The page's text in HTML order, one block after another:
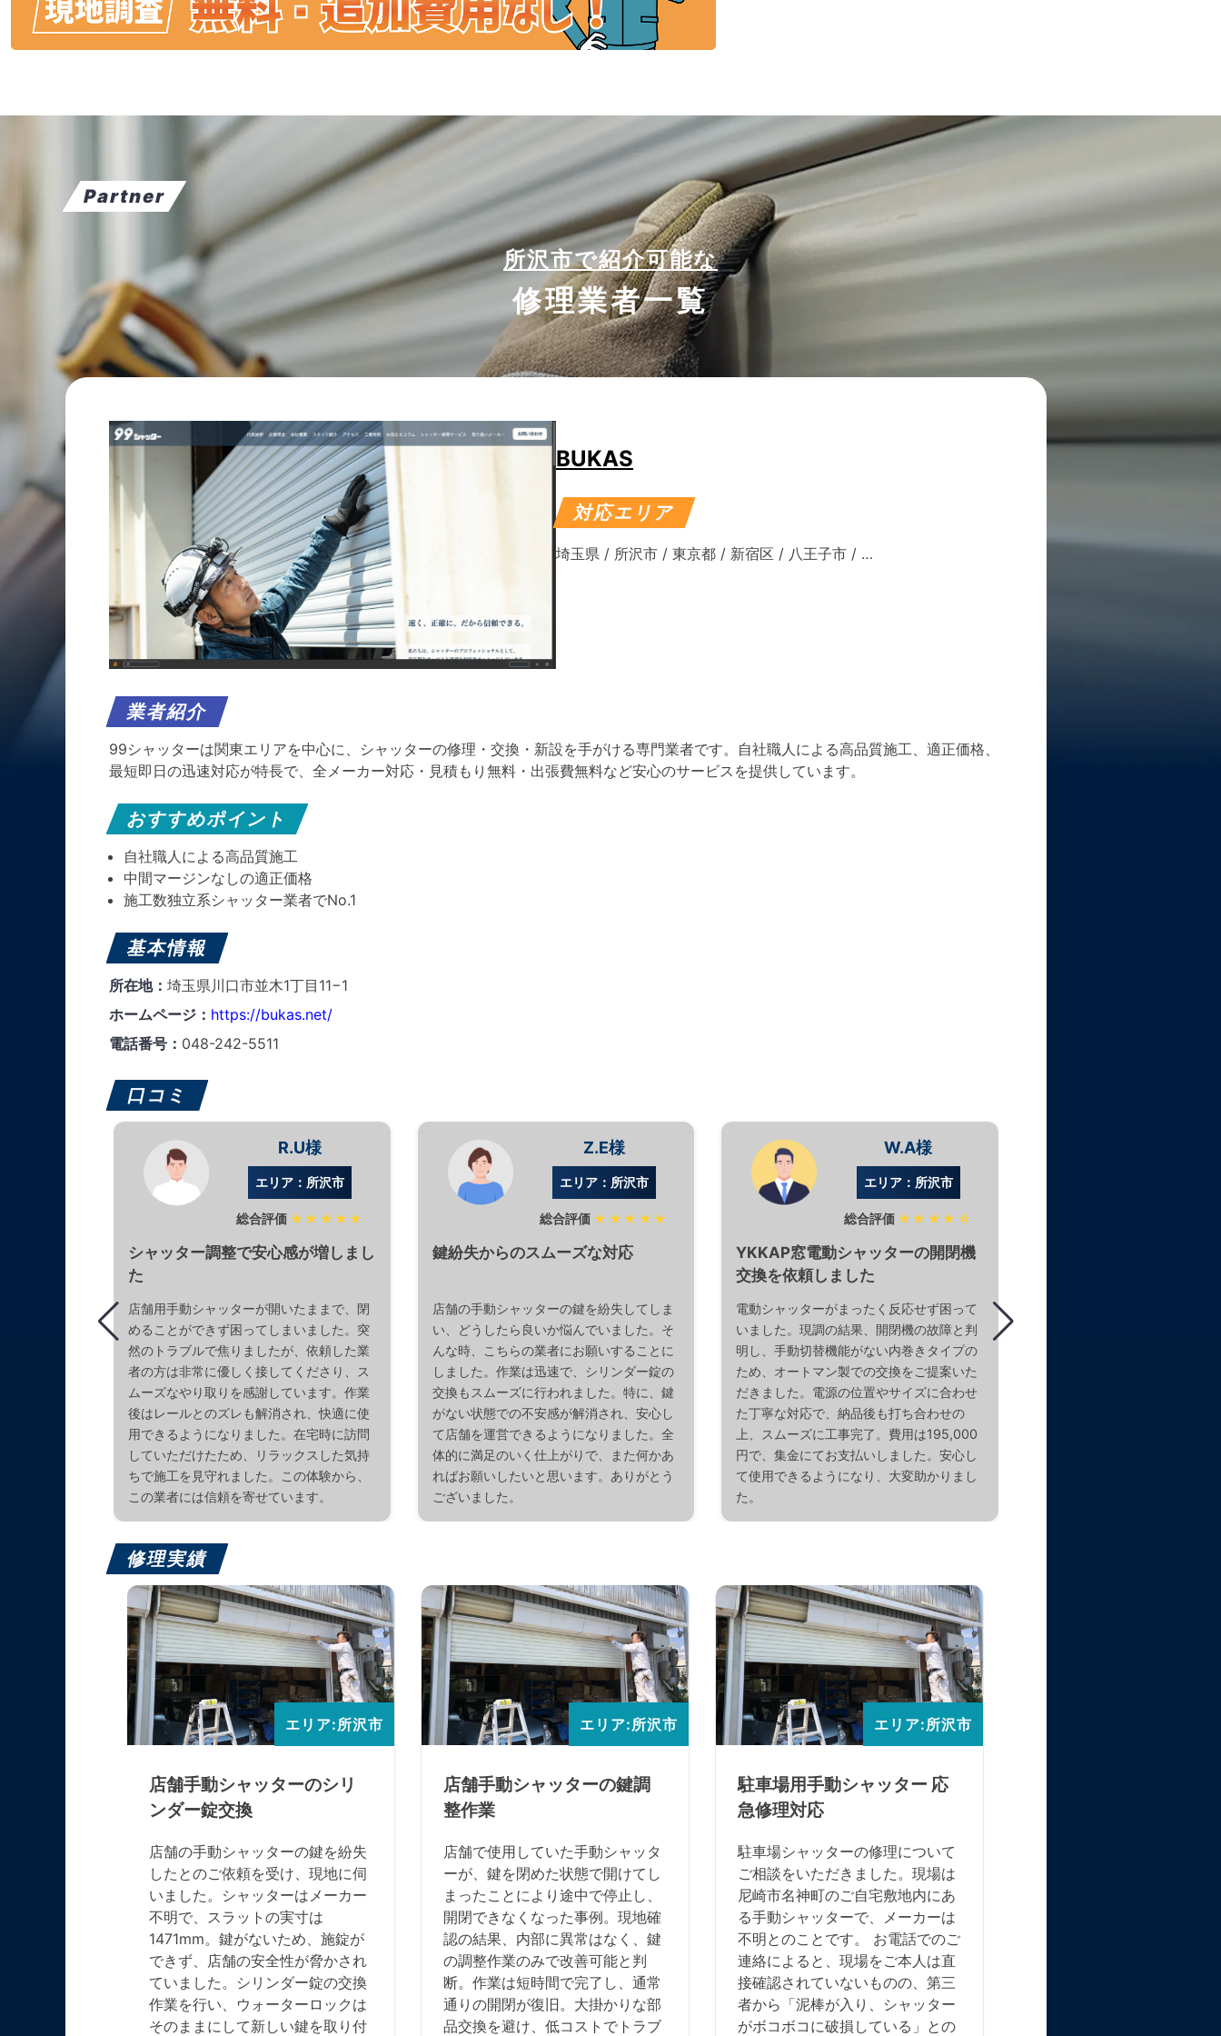
Partner
所沢市で紹介可能な
修理業者一覧
BUKAS
対応エリア
埼玉県 / 所沢市 / 東京都 / 新宿区 / 八王子市 / …
業者紹介
99シャッターは関東エリアを中心に、シャッターの修理・交換・新設を手がける専門業者です。自社職人による高品質施工、適正価格、
最短即日の迅速対応が特長で、全メーカー対応・見積もり無料・出張費無料など安心のサービスを提供しています。
おすすめポイント
自社職人による高品質施工
中間マージンなしの適正価格
施工数独立系シャッター業者でNo.1
基本情報
所在地： 埼玉県川口市並木1丁目11−1
ホームページ： https://bukas.net/
電話番号： 048-242-5511
口コミ
R.U様
エリア：所沢市
総合評価 ★★★★★
シャッター調整で安心感が増しまし
た
店舗用手動シャッターが開いたままで、閉
めることができず困ってしまいました。突
然のトラブルで焦りましたが、依頼した業
者の方は非常に優しく接してくださり、ス
ムーズなやり取りを感謝しています。作業
後はレールとのズレも解消され、快適に使
用できるようになりました。在宅時に訪問
していただけたため、リラックスした気持
ちで施工を見守れました。この体験から、
この業者には信頼を寄せています。
Z.E様
エリア：所沢市
総合評価 ★★★★★
鍵紛失からのスムーズな対応
店舗の手動シャッターの鍵を紛失してしま
い、どうしたら良いか悩んでいました。そ
んな時、こちらの業者にお願いすることに
しました。作業は迅速で、シリンダー錠の
交換もスムーズに行われました。特に、鍵
がない状態での不安感が解消され、安心し
て店舗を運営できるようになりました。全
体的に満足のいく仕上がりで、また何かあ
ればお願いしたいと思います。ありがとう
ございました。
W.A様
エリア：所沢市
総合評価 ★★★★☆
YKKAP窓電動シャッターの開閉機
交換を依頼しました
電動シャッターがまったく反応せず困って
いました。現調の結果、開閉機の故障と判
明し、手動切替機能がない内巻きタイプの
ため、オートマン製での交換をご提案いた
だきました。電源の位置やサイズに合わせ
た丁寧な対応で、納品後も打ち合わせの
上、スムーズに工事完了。費用は195,000
円で、集金にてお支払いしました。安心し
て使用できるようになり、大変助かりまし
た。
修理実績
エリア:所沢市
店舗手動シャッターのシリ
ンダー錠交換
店舗の手動シャッターの鍵を紛失
したとのご依頼を受け、現地に伺
いました。シャッターはメーカー
不明で、スラットの実寸は
1471mm。鍵がないため、施錠が
できず、店舗の安全性が脅かされ
ていました。シリンダー錠の交換
作業を行い、ウォーターロックは
そのままにして新しい鍵を取り付
エリア:所沢市
店舗手動シャッターの鍵調
整作業
店舗で使用していた手動シャッタ
ーが、鍵を閉めた状態で開けてし
まったことにより途中で停止し、
開閉できなくなった事例。現地確
認の結果、内部に異常はなく、鍵
の調整作業のみで改善可能と判
断。作業は短時間で完了し、通常
通りの開閉が復旧。大掛かりな部
品交換を避け、低コストでトラブ
エリア:所沢市
駐車場用手動シャッター 応
急修理対応
駐車場シャッターの修理について
ご相談をいただきました。現場は
尼崎市名神町のご自宅敷地内にあ
る手動シャッターで、メーカーは
不明とのことです。 お電話でのご
連絡によると、現場をご本人は直
接確認されていないものの、第三
者から「泥棒が入り、シャッター
がボコボコに破損している」との